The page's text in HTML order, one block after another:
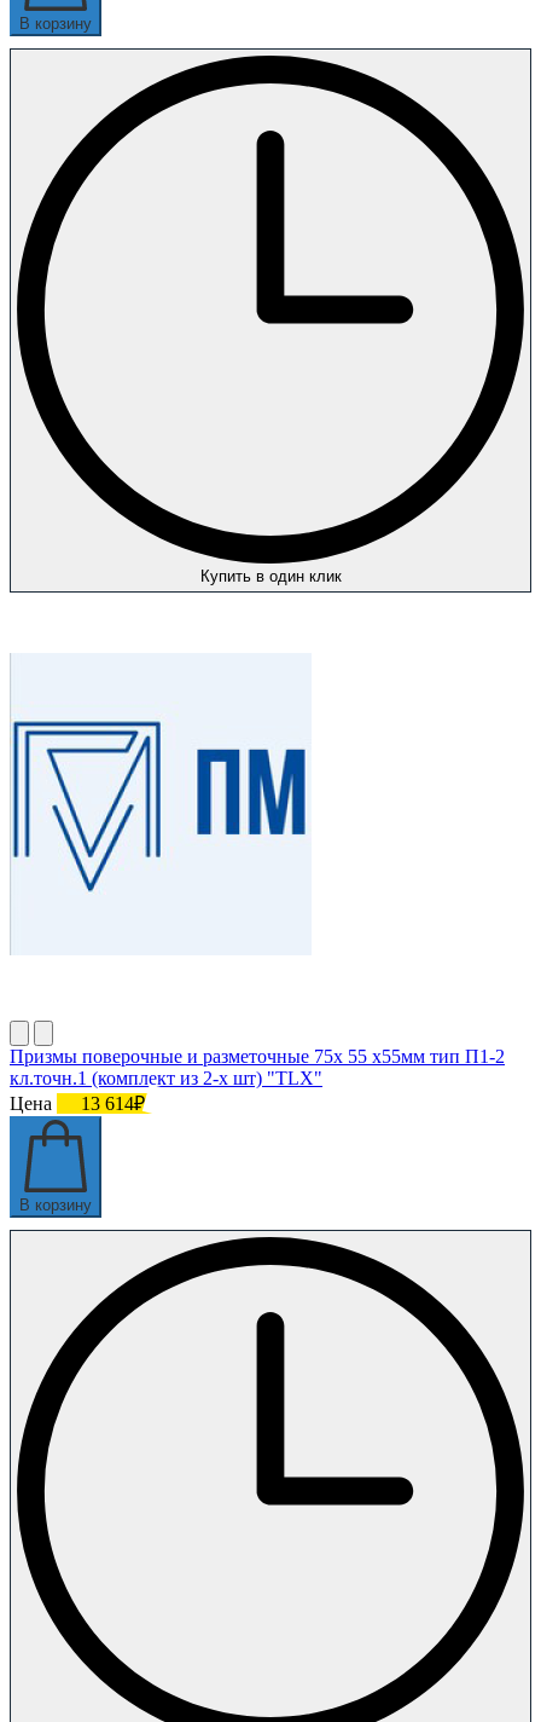
В корзину
Купить в один клик
Призмы поверочные и разметочные 75х 55 х55мм тип П1-2
кл.точн.1 (комплект из 2-х шт) "TLX"
Цена
13 614₽
В корзину